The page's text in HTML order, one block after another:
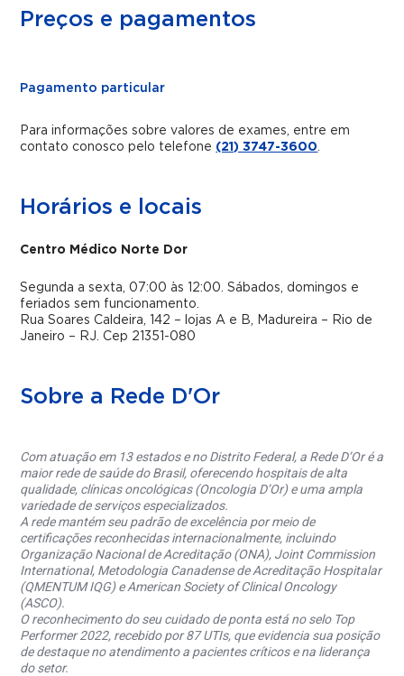
Preços e pagamentos
Pagamento particular
Para informações sobre valores de exames, entre em
contato conosco pelo telefone (21) 3747-3600.
Horários e locais
Centro Médico Norte Dor
Segunda a sexta, 07:00 às 12:00. Sábados, domingos e
feriados sem funcionamento.
Rua Soares Caldeira, 142 – lojas A e B, Madureira – Rio de
Janeiro – RJ. Cep 21351-080
Sobre a Rede D'Or
Com atuação em 13 estados e no Distrito Federal, a Rede D’Or é a
maior rede de saúde do Brasil, oferecendo hospitais de alta
qualidade, clínicas oncológicas (Oncologia D’Or) e uma ampla
variedade de serviços especializados.
A rede mantém seu padrão de excelência por meio de
certificações reconhecidas internacionalmente, incluindo
Organização Nacional de Acreditação (ONA), Joint Commission
International, Metodologia Canadense de Acreditação Hospitalar
(QMENTUM IQG) e American Society of Clinical Oncology
(ASCO).
O reconhecimento do seu cuidado de ponta está no selo Top
Performer 2022, recebido por 87 UTIs, que evidencia sua posição
de destaque no atendimento a pacientes críticos e na liderança
do setor.